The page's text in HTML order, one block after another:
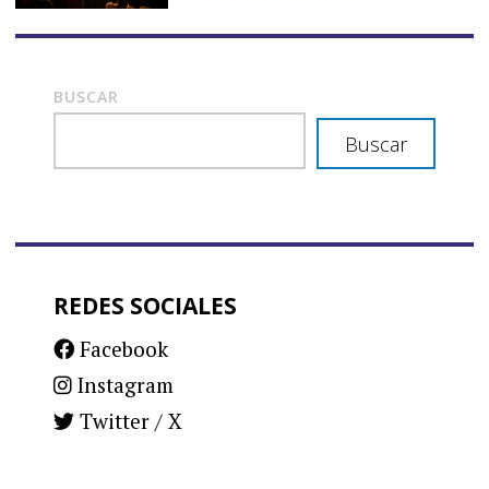
BUSCAR
Buscar
REDES SOCIALES
Facebook
Instagram
Twitter / X